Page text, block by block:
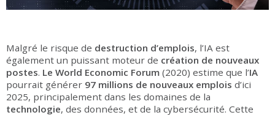
Malgré le risque de destruction d’emplois, l’IA est
également un puissant moteur de création de nouveaux
postes. Le World Economic Forum (2020) estime que l’IA
pourrait générer 97 millions de nouveaux emplois d’ici
2025, principalement dans les domaines de la
technologie, des données, et de la cybersécurité. Cette